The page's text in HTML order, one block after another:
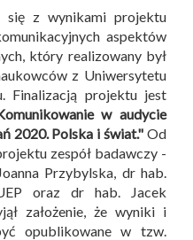
się z wynikami projektu
aspektów
który realizowany był
z Uniwersytetu
Finalizacją projektu jest
w audycie
2020. Polska i świat." Od
zespół badawczy -
Przybylska, dr hab.
oraz dr hab. Jacek
założenie, że wyniki i
opublikowane w tzw.